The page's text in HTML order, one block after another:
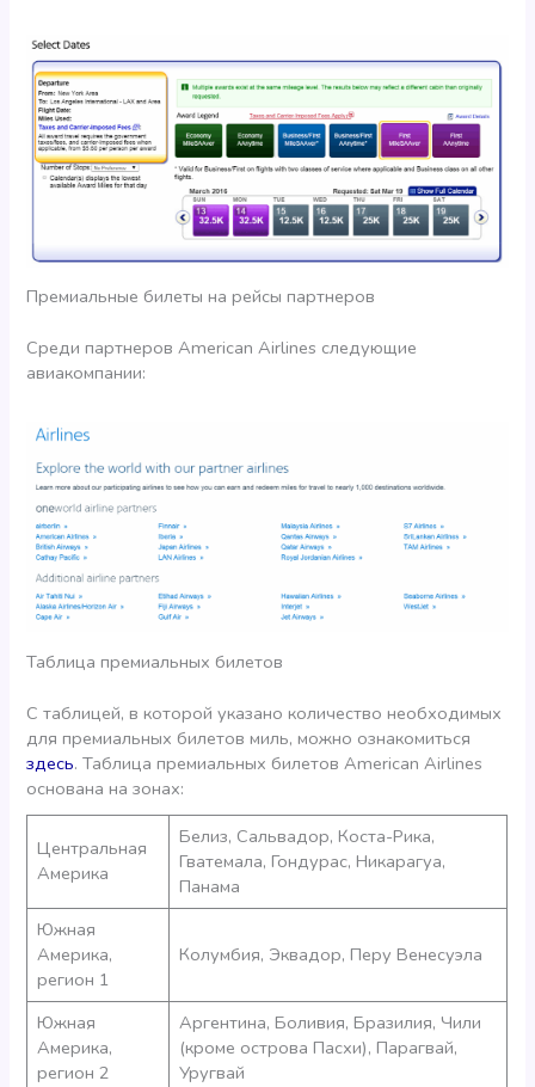
Премиальные билеты на рейсы партнеров
Среди партнеров American Airlines следующие
авиакомпании:
Таблица премиальных билетов
С таблицей, в которой указано количество необходимых
для премиальных билетов миль, можно ознакомиться
здесь. Таблица премиальных билетов American Airlines
основана на зонах:
Центральная
Америка
Белиз, Сальвадор, Коста-Рика,
Гватемала, Гондурас, Никарагуа,
Панама
Южная
Америка,
регион 1
Колумбия, Эквадор, Перу Венесуэла
Южная
Америка,
регион 2
Аргентина, Боливия, Бразилия, Чили
(кроме острова Пасхи), Парагвай,
Уругвай